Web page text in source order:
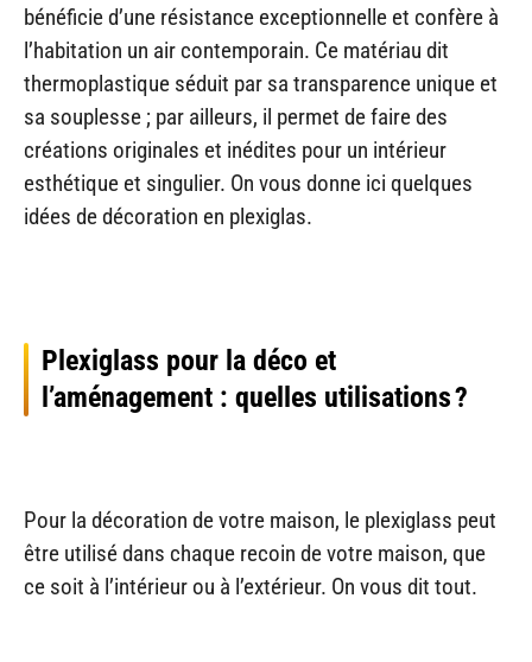
bénéficie d’une résistance exceptionnelle et confère à
l’habitation un air contemporain. Ce matériau dit
thermoplastique séduit par sa transparence unique et
sa souplesse ; par ailleurs, il permet de faire des
créations originales et inédites pour un intérieur
esthétique et singulier. On vous donne ici quelques
idées de décoration en plexiglas.
Plexiglass pour la déco et
l’aménagement : quelles utilisations ?
Pour la décoration de votre maison, le plexiglass peut
être utilisé dans chaque recoin de votre maison, que
ce soit à l’intérieur ou à l’extérieur. On vous dit tout.